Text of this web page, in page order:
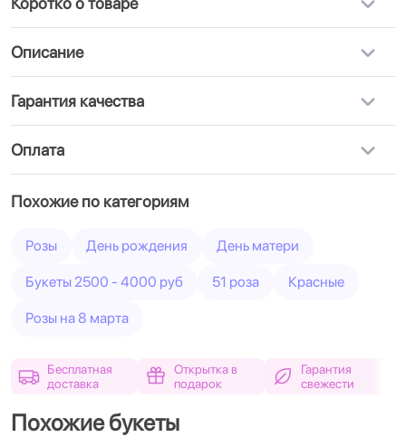
Описание
Гарантия качества
Оплата
Похожие по категориям
Розы День рождения День матери
Букеты 2500 - 4000 руб 51 роза Красные
Розы на 8 марта
Бесплатная
доставка
Открытка в
подарок
Гарантия
свежести
Похожие букеты